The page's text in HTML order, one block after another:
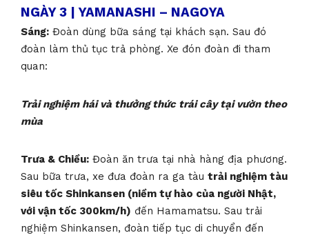
NGÀY 3 | YAMANASHI – NAGOYA
Sáng: Đoàn dùng bữa sáng tại khách sạn. Sau đó
đoàn làm thủ tục trả phòng. Xe đón đoàn đi tham
quan:
Trải nghiệm hái và thưởng thức trái cây tại vườn theo
mùa
Trưa & Chiều: Đoàn ăn trưa tại nhà hàng địa phương.
Sau bữa trưa, xe đưa đoàn ra ga tàu trải nghiệm tàu
siêu tốc Shinkansen (niềm tự hào của người Nhật,
với vận tốc 300km/h) đến Hamamatsu. Sau trải
nghiệm Shinkansen, đoàn tiếp tục di chuyển đến